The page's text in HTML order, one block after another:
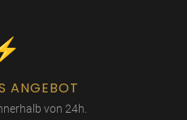
ANGEBOT
von 24h.